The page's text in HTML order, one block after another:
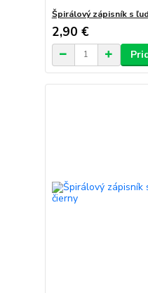
Špirálový zápisník s
2,90 €